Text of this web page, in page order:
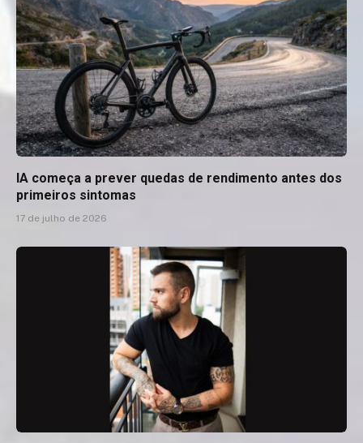
IA começa a prever quedas de rendimento antes dos
primeiros sintomas
17 de julho de 2026